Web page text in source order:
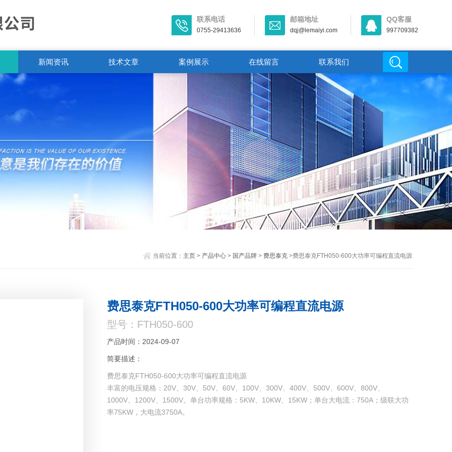
联系电话
0755-29413636
邮箱地址
dqj@lemaiyi.com
QQ客服
997709382
新闻资讯 技术文章 案例展示 在线留言 联系我们
当前位置： 主页> 产品中心> 国产品牌> 费思泰克>费思泰克FTH050-600大功率可编程直流电源
费思泰克FTH050-600大功率可编程直流电源
型号：FTH050-600
产品时间：2024-09-07
简要描述：
费思泰克FTH050-600大功率可编程直流电源
丰富的电压规格：20V、30V、50V、60V、100V、300V、400V、500V、600V、800V、
1000V、1200V、1500V。单台功率规格：5KW、10KW、15KW；单台大电流：750A；级联大功
率75KW，大电流3750A。